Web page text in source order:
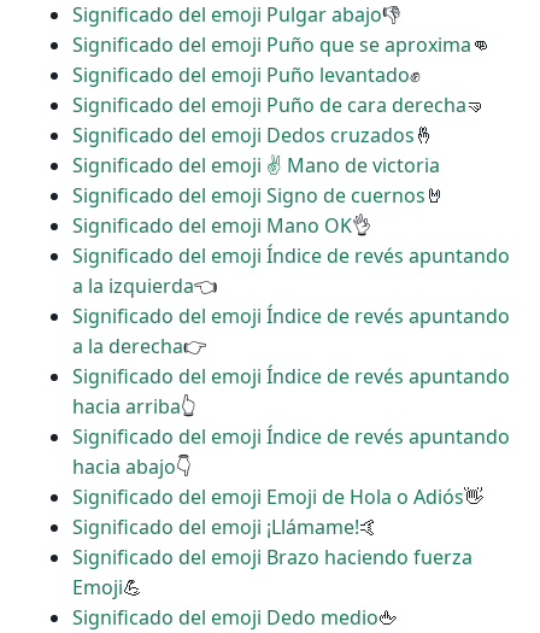
Significado del emoji Pulgar abajo👎
Significado del emoji Puño que se aproxima👊
Significado del emoji Puño levantado✊
Significado del emoji Puño de cara derecha🤜
Significado del emoji Dedos cruzados🤞
Significado del emoji ✌ Mano de victoria
Significado del emoji Signo de cuernos🤘
Significado del emoji Mano OK👌
Significado del emoji Índice de revés apuntando
a la izquierda👈
Significado del emoji Índice de revés apuntando
a la derecha👉
Significado del emoji Índice de revés apuntando
hacia arriba👆
Significado del emoji Índice de revés apuntando
hacia abajo👇
Significado del emoji Emoji de Hola o Adiós👋
Significado del emoji ¡Llámame!🤙
Significado del emoji Brazo haciendo fuerza
Emoji💪
Significado del emoji Dedo medio🖕